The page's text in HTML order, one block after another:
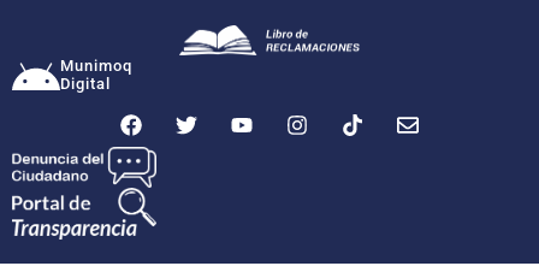
Munimoq
Digital